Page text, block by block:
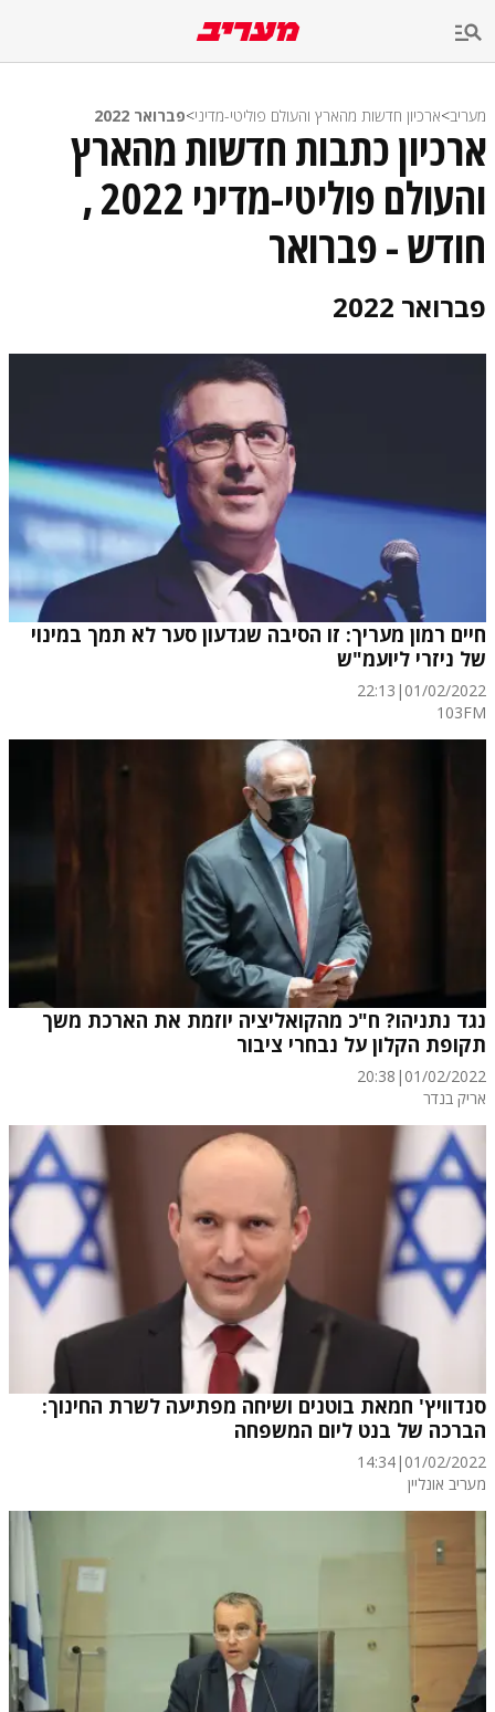
מעריב>ארכיון חדשות מהארץ והעולם פוליטי-מדיני>פברואר 2022
ארכיון כתבות חדשות מהארץ
והעולם פוליטי-מדיני 2022 ,
חודש - פברואר
פברואר 2022
חיים רמון מעריך: זו הסיבה שגדעון סער לא תמך במינוי
של ניזרי ליועמ"ש
01/02/2022
|
22:13
103FM
נגד נתניהו? ח"כ מהקואליציה יוזמת את הארכת משך
תקופת הקלון על נבחרי ציבור
01/02/2022
|
20:38
אריק בנדר
סנדוויץ' חמאת בוטנים ושיחה מפתיעה לשרת החינוך:
הברכה של בנט ליום המשפחה
01/02/2022
|
14:34
מעריב אונליין